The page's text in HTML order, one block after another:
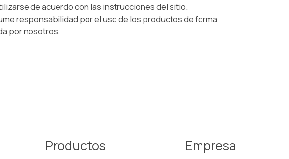
de acuerdo con las instrucciones del sitio.
responsabilidad por el uso de los productos de forma
por nosotros.
Productos Empresa